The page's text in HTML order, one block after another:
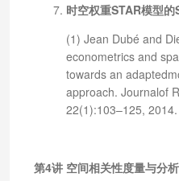
时空权重STAR模型
(1) Jean Dubé and
econometrics and
towards an
approach. Journalof
22(1):103–125, 2014.
第4讲 空间相关性度量与分